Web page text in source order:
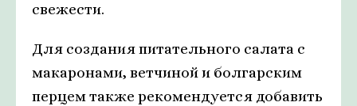
свежести.
Для создания питательного салата с
макаронами, ветчиной и болгарским
перцем также рекомендуется добавить